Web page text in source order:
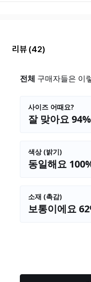
리뷰 (42)